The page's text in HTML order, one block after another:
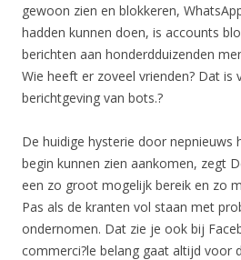
gewoon zien en blokkeren,
hadden kunnen doen, is accounts
berichten aan honderdduizenden
Wie heeft er zoveel vrienden? Dat is
berichtgeving van bots.?
De huidige hysterie door nepnieuws
begin kunnen zien aankomen, zegt
een zo groot mogelijk bereik en zo
Pas als de kranten vol staan met
ondernomen. Dat zie je ook bij
commerci?le belang gaat altijd voor